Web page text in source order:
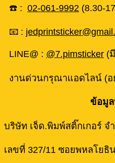
☎️ : 02-061-9992 (8.30-
📧 :
LINE@ : @7.pimsticker (
งานด่วนกรุณาแอดไลน์ (อ
ข้อมู
บริษัท เจ็ด.พิมพ์สติ๊กเกอร์ จ
เลขที่ 327/11 ซอยพหลโยธิ